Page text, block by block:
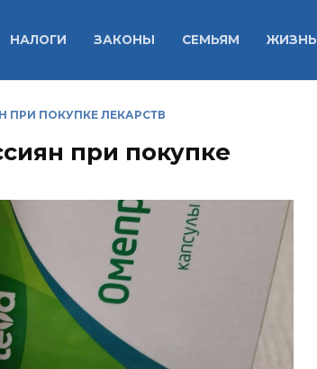
НАЛОГИ ЗАКОНЫ СЕМЬЯМ ЖИЗНЬ
ПРИ ПОКУПКЕ ЛЕКАРСТВ
при покупке